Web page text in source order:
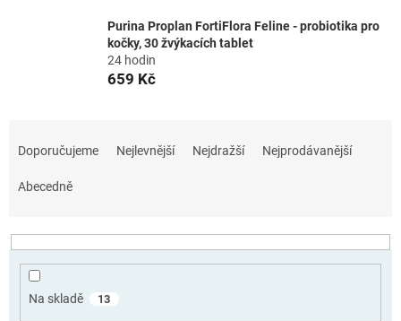
Purina Proplan FortiFlora Feline - probiotika pro
kočky, 30 žvýkacích tablet
24 hodin
659 Kč
p
Doporučujeme Nejlevnější Nejdražší Nejprodávanější
Abecedně
Na skladě 13